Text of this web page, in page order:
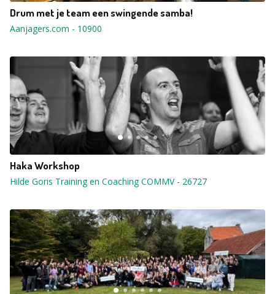
Drum met je team een swingende samba!
Aanjagers.com - 10900
Haka Workshop
Hilde Goris Training en Coaching COMMV- 26727